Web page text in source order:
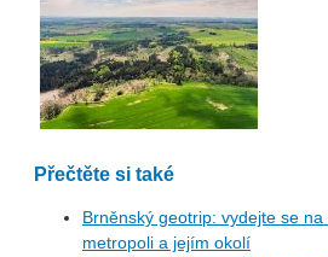
Přečtěte si také
Brněnský geotrip: vydejte se
metropoli a jejím okolí